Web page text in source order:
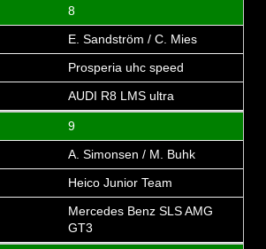
8
E. Sandström / C. Mies
Prosperia uhc speed
AUDI R8 LMS ultra
9
A. Simonsen / M. Buhk
Heico Junior Team
Mercedes Benz SLS AMG
GT3